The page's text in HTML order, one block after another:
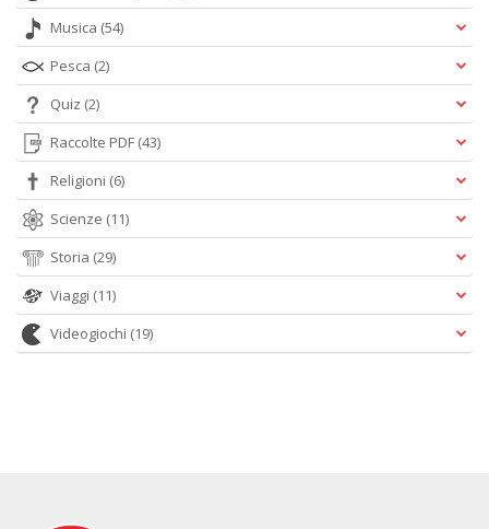
Musica (54)
Pesca (2)
Quiz (2)
Raccolte PDF (43)
Religioni (6)
Scienze (11)
Storia (29)
Viaggi (11)
Videogiochi (19)